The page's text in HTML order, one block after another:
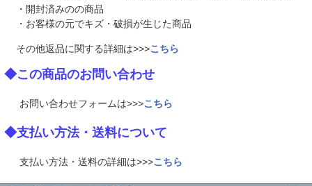
・開封済みのの商品
・お客様の元でキズ・破損が生じた商品
その他返品に関する詳細は>>>こちら
◆この商品のお問い合わせ
お問い合わせフォームは>>>こちら
◆支払い方法・送料について
支払い方法・送料の詳細は>>>こちら